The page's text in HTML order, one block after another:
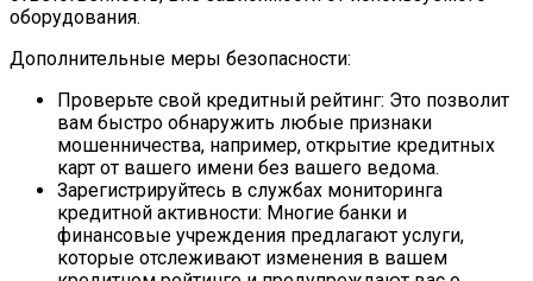
оборудования.
Дополнительные меры безопасности:
Проверьте свой кредитный рейтинг: Это позволит
вам быстро обнаружить любые признаки
мошенничества, например, открытие кредитных
карт от вашего имени без вашего ведома.
Зарегистрируйтесь в службах мониторинга
кредитной активности: Многие банки и
финансовые учреждения предлагают услуги,
которые отслеживают изменения в вашем